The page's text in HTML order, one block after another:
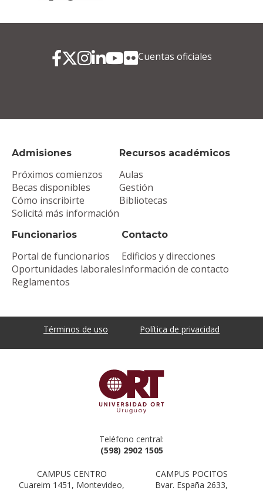
Admisiones
Próximos comienzos
Becas disponibles
Cómo inscribirte
Solicitá más información
Recursos académicos
Aulas
Gestión
Bibliotecas
Funcionarios
Portal de funcionarios
Oportunidades laborales
Reglamentos
Contacto
Edificios y direcciones
Información de contacto
Cuentas oficiales
Términos de uso Política de privacidad
Teléfono central:
(598) 2902 1505
CAMPUS CENTRO
Cuareim 1451, Montevideo,
CAMPUS POCITOS
Bvar. España 2633,